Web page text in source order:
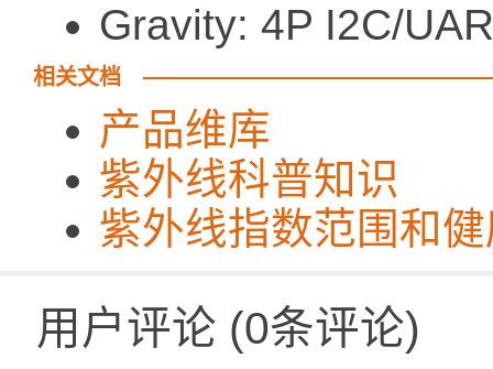
Gravity: 4P I2C/
相关文档
产品维库
紫外线科普知识
紫外线指数范围和
用户评论 (0条评论)